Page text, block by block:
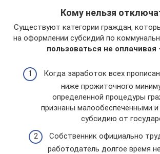
Кому нельзя
Существуют категории граждан,
на оформлении субсидий по
пользоваться не оплачивая
Когда заработок всех
ниже прожиточного
определенной процедуры
признаны малообеспеченными и
субсидию от
Собственник официально
работодатель долгое время